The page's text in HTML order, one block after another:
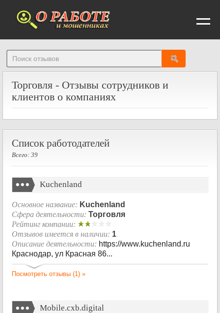
Торговля - Отзывы сотрудников и
клиентов о компаниях
Список работодателей
Всего: 39
Kuchenland
Основное название: Kuchenland
Сфера деятельности: Торговля
Рейтинг компании:
Отзывов имеется в наличии: 1
Описание деятельности: https://www.kuchenland.ru
Краснодар, ул Красная 86...
Посмотреть отзывы (1) »
Mobile.cxb.digital